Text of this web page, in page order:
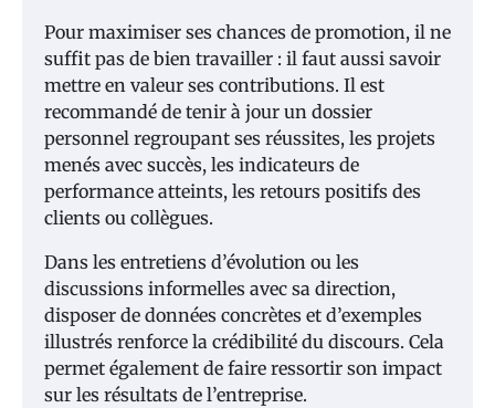
Pour maximiser ses chances de promotion, il ne
suffit pas de bien travailler : il faut aussi savoir
mettre en valeur ses contributions. Il est
recommandé de tenir à jour un dossier
personnel regroupant ses réussites, les projets
menés avec succès, les indicateurs de
performance atteints, les retours positifs des
clients ou collègues.
Dans les entretiens d’évolution ou les
discussions informelles avec sa direction,
disposer de données concrètes et d’exemples
illustrés renforce la crédibilité du discours. Cela
permet également de faire ressortir son impact
sur les résultats de l’entreprise.